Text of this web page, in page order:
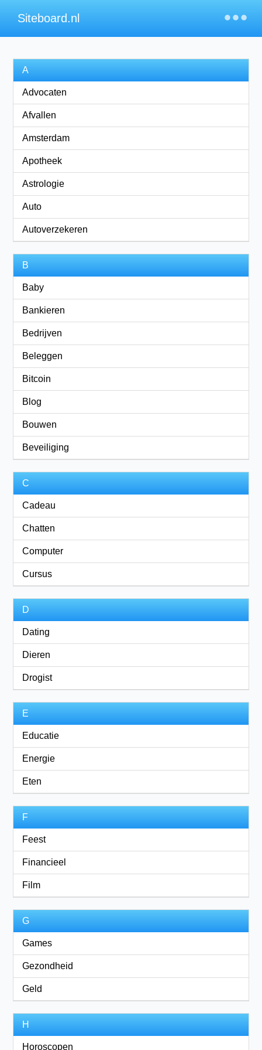
×
Siteboard.nl
A
Advocaten
Afvallen
Amsterdam
Apotheek
Astrologie
Auto
Autoverzekeren
B
Baby
Bankieren
Bedrijven
Beleggen
Bitcoin
Blog
Bouwen
Beveiliging
C
Cadeau
Chatten
Computer
Cursus
D
Dating
Dieren
Drogist
E
Educatie
Energie
Eten
F
Feest
Financieel
Film
G
Games
Gezondheid
Geld
H
Horoscopen